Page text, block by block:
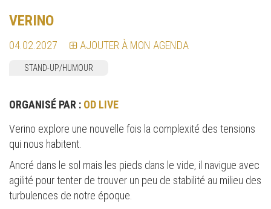
VERINO
04.02.2027 AJOUTER À MON AGENDA
STAND-UP/HUMOUR
ORGANISÉ PAR : OD LIVE
Verino explore une nouvelle fois la complexité des tensions
qui nous habitent.
Ancré dans le sol mais les pieds dans le vide, il navigue avec
agilité pour tenter de trouver un peu de stabilité au milieu des
turbulences de notre époque.